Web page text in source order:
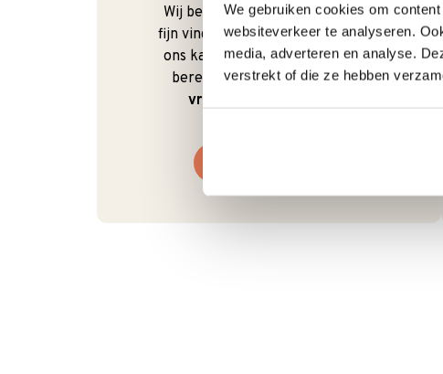
We gebruiken cookies om
websiteverkeer te analyseren.
media, adverteren en analyse.
verstrekt of die ze hebben
Wij begrijpen dat je als klant het
fijn vindt om te kunnen bellen. Bij
ons kan dat ook gewoon. We zijn
bereikbaar vanmaandag t/m
vrijdag van 9:00 - 17:00